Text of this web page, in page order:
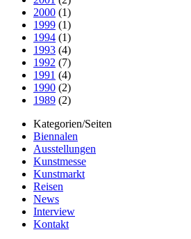
2000 (1)
1999 (1)
1994 (1)
1993 (4)
1992 (7)
1991 (4)
1990 (2)
1989 (2)
Kategorien/Seiten
Biennalen
Ausstellungen
Kunstmesse
Kunstmarkt
Reisen
News
Interview
Kontakt